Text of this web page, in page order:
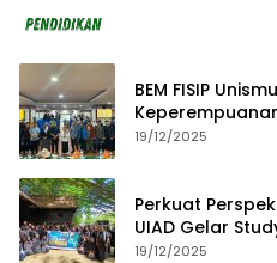
BEM FISIP
dan Budaya
19/12/2025
Perkuat
UIAD Gelar
19/12/2025